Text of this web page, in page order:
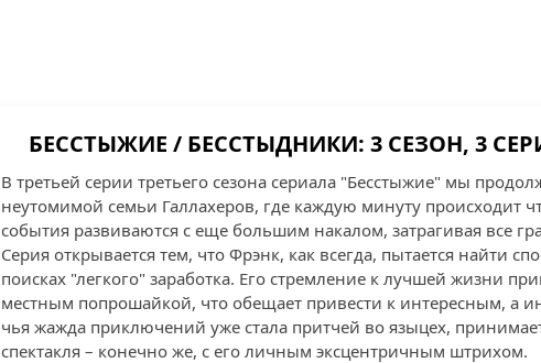
БЕССТЫЖИЕ / БЕССТЫДНИКИ: 3 СЕЗОН, 3
В третьей серии третьего сезона сериала "Бесстыжие" мы
неутомимой семьи Галлахеров, где каждую минуту происходит
события развиваются с еще большим накалом, затрагивая все
Серия открывается тем, что Фрэнк, как всегда, пытается найти
поисках "легкого" заработка. Его стремление к лучшей жизни
местным попрошайкой, что обещает привести к интересным, а
чья жажда приключений уже стала притчей во языцех,
спектакля – конечно же, с его личным эксцентричным штрихом.